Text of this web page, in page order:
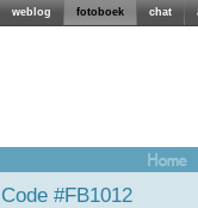
weblog fotoboek chat
Code #FB1012